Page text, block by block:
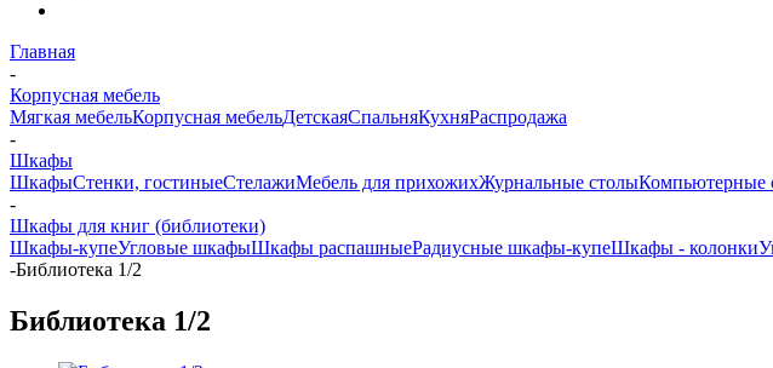
Главная
-
Корпусная мебель
Мягкая мебельКорпусная мебельДетскаяСпальняКухняРаспродажа
-
Шкафы
ШкафыСтенки, гостиныеСтелажиМебель для прихожихЖурнальные столыКомпьютерные
-
Шкафы для книг (библиотеки)
Шкафы-купеУгловые шкафыШкафы распашныеРадиусные шкафы-купеШкафы - колонки
-Библиотека 1/2
Библиотека 1/2